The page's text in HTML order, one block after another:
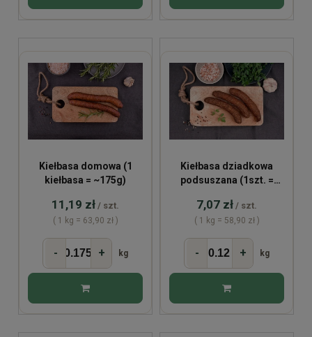
Kiełbasa domowa (1
kiełbasa = ~175g)
11,19 zł / szt.
( 1 kg = 63,90 zł )
- + kg
Kiełbasa dziadkowa
podsuszana (1szt. =
7,07 zł / szt.
( 1 kg = 58,90 zł )
- + kg